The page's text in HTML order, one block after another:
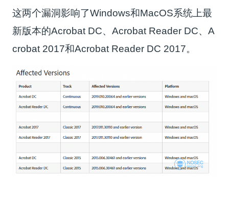
这两个漏洞影响了Windows和MacOS系统上最
新版本的Acrobat DC、Acrobat Reader DC、A
crobat 2017和Acrobat Reader DC 2017。